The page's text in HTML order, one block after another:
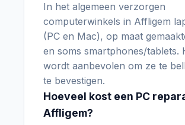
In het algemeen verzorgen
computerwinkels in Affligem
(PC en Mac), op maat
en soms smartphones/tablets.
wordt aanbevolen om ze te
te bevestigen.
Hoeveel kost een PC
Affligem?